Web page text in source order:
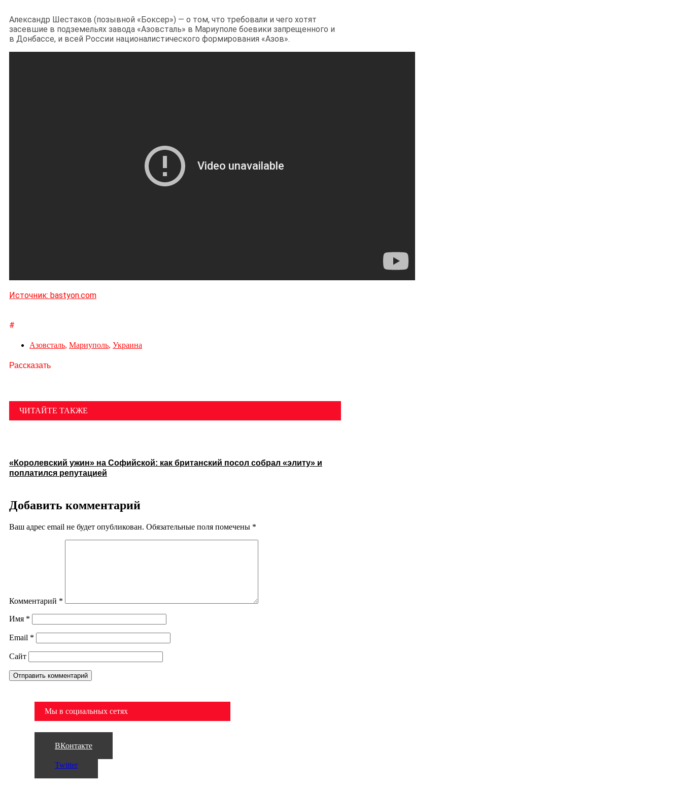
Александр Шестаков (позывной «Боксер») — о том, что требовали и чего хотят
засевшие в подземельях завода «Азовсталь» в Мариуполе боевики запрещенного и
в Донбассе, и всей России националистического формирования «Азов».
Источник: bastyon.com
#
Азовсталь, Мариуполь, Украина
Рассказать
ЧИТАЙТЕ ТАКЖЕ
«Королевский ужин» на Софийской: как британский посол собрал «элиту» и
поплатился репутацией
Добавить комментарий
Ваш адрес email не будет опубликован. Обязательные поля помечены *
Комментарий *
Имя *
Email *
Сайт
Мы в социальных сетях
ВКонтакте
Twitter